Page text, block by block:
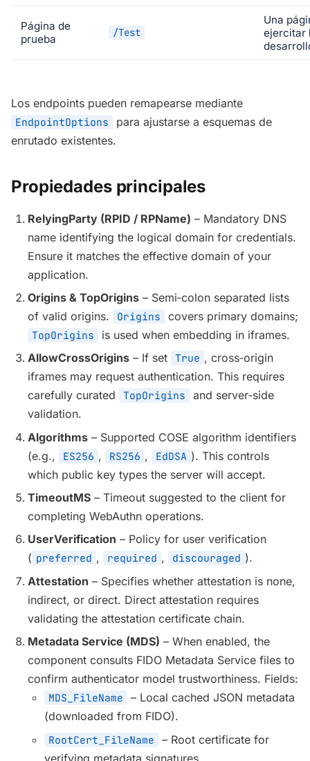
Página de
prueba
/Test
Una
ejercitar
Los endpoints pueden remapearse mediante
EndpointOptions
para ajustarse a esquemas de
enrutado existentes.
Propiedades principales
RelyingParty (RPID / RPName) – Mandatory DNS
name identifying the logical domain for credentials.
Ensure it matches the effective domain of your
application.
Origins & TopOrigins – Semi‑colon separated lists
of valid origins.
Origins covers primary domains;
TopOrigins
is used when embedding in iframes.
AllowCrossOrigins – If set True , cross‑origin
iframes may request authentication. This requires
carefully curated
TopOrigins
and server‑side
validation.
Algorithms – Supported COSE algorithm identifiers
(e.g.,
ES256 , RS256 , EdDSA ). This controls
which public key types the server will accept.
TimeoutMS – Timeout suggested to the client for
completing WebAuthn operations.
UserVerification – Policy for user verification
( preferred , required , discouraged ).
Attestation – Specifies whether attestation is none,
indirect, or direct. Direct attestation requires
validating the attestation certificate chain.
Metadata Service (MDS) – When enabled, the
component consults FIDO Metadata Service files to
confirm authenticator model trustworthiness. Fields:
MDS_FileName
– Local cached JSON metadata
(downloaded from FIDO).
RootCert_FileName
– Root certificate for
verifying metadata signatures.